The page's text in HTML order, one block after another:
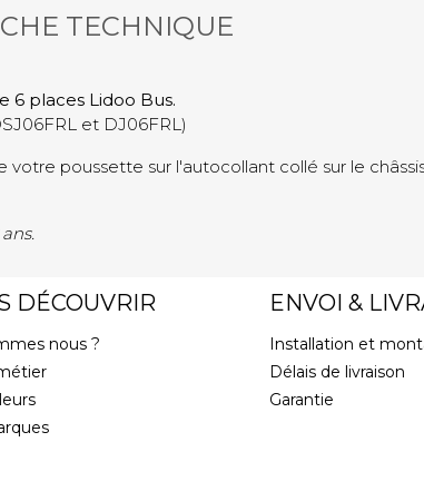
TECHNIQUE
6 places Lidoo Bus.
et DJ06FRL)
votre poussette sur l'autocollant collé sur le
DÉCOUVRIR
nous ?
ENVOI &
Installation et
Délais de livraison
Garantie